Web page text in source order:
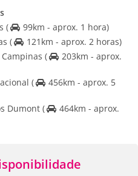
(
99km - aprox. 1 hora)
(
121km - aprox. 2 horas)
(
203km - aprox.
(
456km - aprox. 5
Dumont (
464km - aprox.